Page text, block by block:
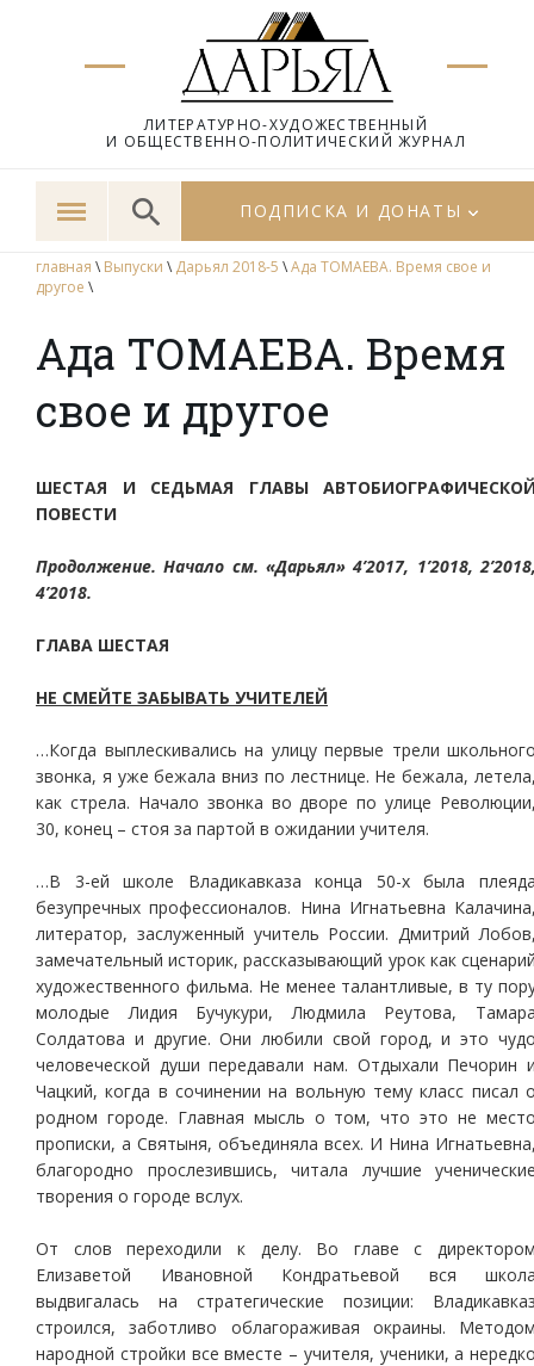
ЛИТЕРАТУРНО-ХУДОЖЕСТВЕННЫЙ
И ОБЩЕСТВЕННО-ПОЛИТИЧЕСКИЙ ЖУРНАЛ
ПОДПИСКА И ДОНАТЫ
главная \ Выпуски \ Дарьял 2018-5 \Ада ТОМАЕВА. Время свое и
другое \
Ада ТОМАЕВА. Время
свое и другое
ШЕСТАЯ И СЕДЬМАЯ ГЛАВЫ
ПОВЕСТИ
Продолжение. Начало см. «Дарьял» 4’2017, 1’2018,
4’2018.
ГЛАВА ШЕСТАЯ
НЕ СМЕЙТЕ ЗАБЫВАТЬ УЧИТЕЛЕЙ
…Когда выплескивались на улицу первые трели
звонка, я уже бежала вниз по лестнице. Не бежала,
как стрела. Начало звонка во дворе по улице
30, конец – стоя за партой в ожидании учителя.
…В 3-ей школе Владикавказа конца 50-х была
безупречных профессионалов. Нина Игнатьевна
литератор, заслуженный учитель России. Дмитрий
замечательный историк, рассказывающий урок как
художественного фильма. Не менее талантливые, в ту
молодые Лидия Бучукури, Людмила Реутова,
Солдатова и другие. Они любили свой город, и это
человеческой души передавали нам. Отдыхали Печорин
Чацкий, когда в сочинении на вольную тему класс писал
родном городе. Главная мысль о том, что это не
прописки, а Святыня, объединяла всех. И Нина
благородно прослезившись, читала лучшие
творения о городе вслух.
От слов переходили к делу. Во главе с
Елизаветой Ивановной Кондратьевой вся
выдвигалась на стратегические позиции:
строился, заботливо облагораживая окраины.
народной стройки все вместе – учителя, ученики, а